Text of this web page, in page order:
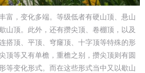
富，变化多端。等级低者有硬山顶、悬山
山顶。此外，还有攒尖顶、卷棚顶，以及
搭顶、平顶、穹窿顶、十字顶等特殊的形
顶等又有单檐，重檐之别，攒尖顶则有圆
等变化形式。而在这些形式当中又以歇山